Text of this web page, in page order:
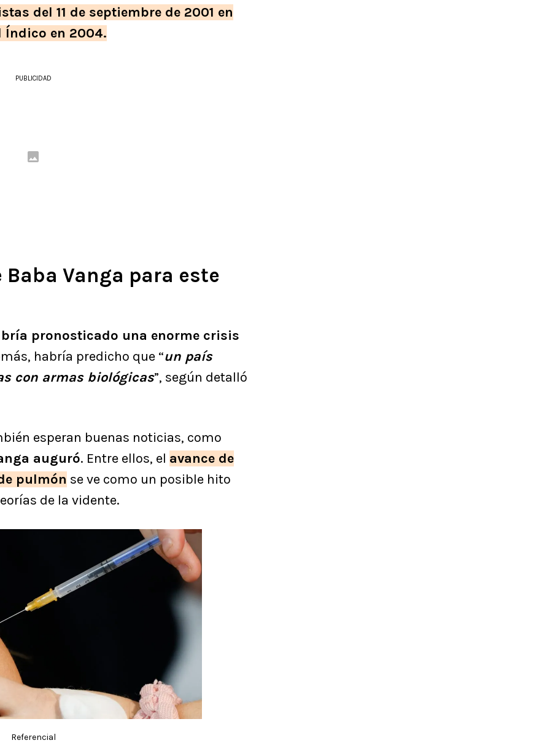
del 11 de septiembre de 2001 en
Índico en 2004.
PUBLICIDAD
Vanga para este
pronosticado una enorme crisis
habría predicho que “un país
con armas biológicas”, según detalló
esperan buenas noticias, como
auguró. Entre ellos, el avance de
pulmón se ve como un posible hito
de la vidente.
Referencial